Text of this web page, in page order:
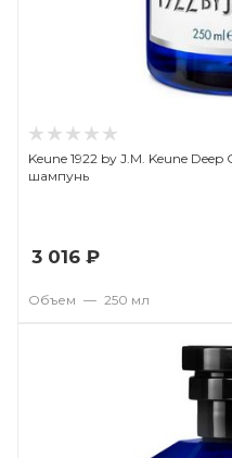
Keune 1922 by J.M. Keune
шампунь
3 016 ₽
Объем — 250 мл